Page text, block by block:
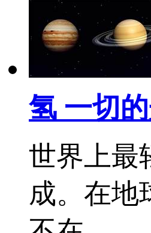
氢 一切
世界上最
成。在地